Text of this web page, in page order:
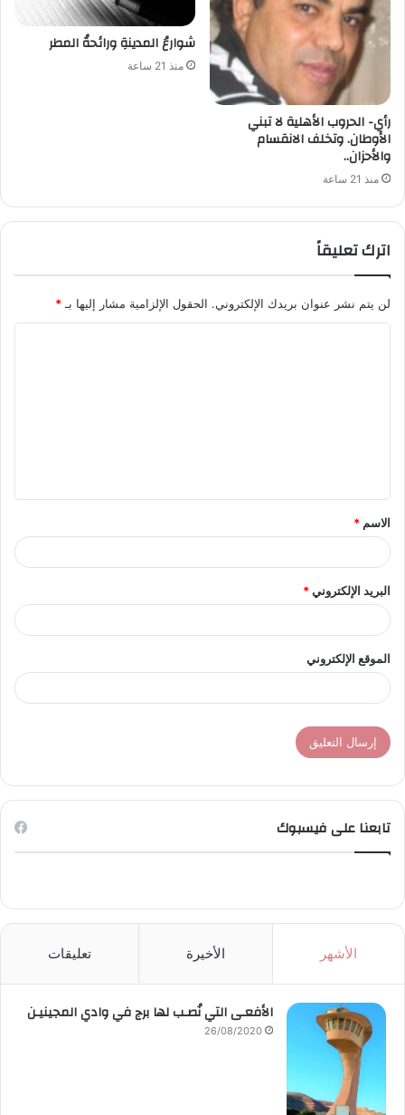
رأي- الحروب الأهلية لا تبني
الأوطان. وتخلف الانقسام
والأحزان..
منذ 21 ساعة
شوارعُ المدينةِ ورائحةُ المطر
منذ 21 ساعة
اترك تعليقاً
لن يتم نشر عنوان بريدك الإلكتروني. الحقول الإلزامية مشار إليها بـ*
ق
*
الاسم *
البريد الإلكتروني*
الموقع الإلكتروني
تابعنا على فيسبوك
الأشهر الأخيرة تعليقات
الأفعـى التي نُصـب لها برج في وادي المجينيـن
26/08/2020